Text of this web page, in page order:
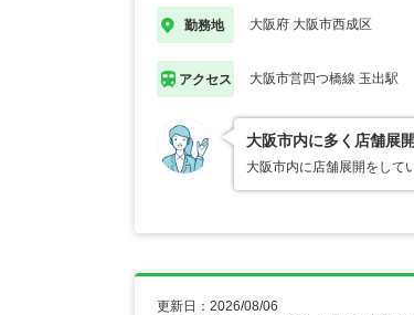
勤務地 大阪府 大阪市西成区
アクセス 大阪市営四つ橋線 玉出駅
大阪市内に多く店舗展
大阪市内に店舗展開をして
更新日：2026/08/06